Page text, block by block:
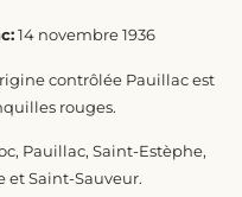
14 novembre 1936
contrôlée Pauillac est
rouges.
Pauillac, Saint-Estèphe,
et Saint-Sauveur.